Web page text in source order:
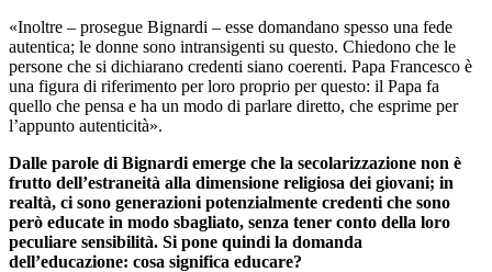
«Inoltre – prosegue Bignardi – esse domandano spesso una fede
autentica; le donne sono intransigenti su questo. Chiedono che le
persone che si dichiarano credenti siano coerenti. Papa Francesco è
una figura di riferimento per loro proprio per questo: il Papa fa
quello che pensa e ha un modo di parlare diretto, che esprime per
l’appunto autenticità».
Dalle parole di Bignardi emerge che la secolarizzazione non è
frutto dell’estraneità alla dimensione religiosa dei giovani; in
realtà, ci sono generazioni potenzialmente credenti che sono
però educate in modo sbagliato, senza tener conto della loro
peculiare sensibilità. Si pone quindi la domanda
dell’educazione: cosa significa educare?